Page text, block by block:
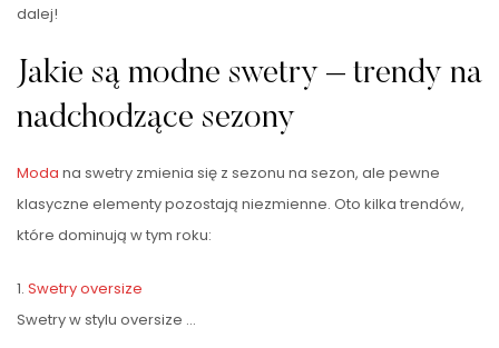
dalej!
Jakie są modne swetry – trendy na
nadchodzące sezony
Moda na swetry zmienia się z sezonu na sezon, ale pewne
klasyczne elementy pozostają niezmienne. Oto kilka trendów,
które dominują w tym roku:
1. Swetry oversize
Swetry w stylu oversize …